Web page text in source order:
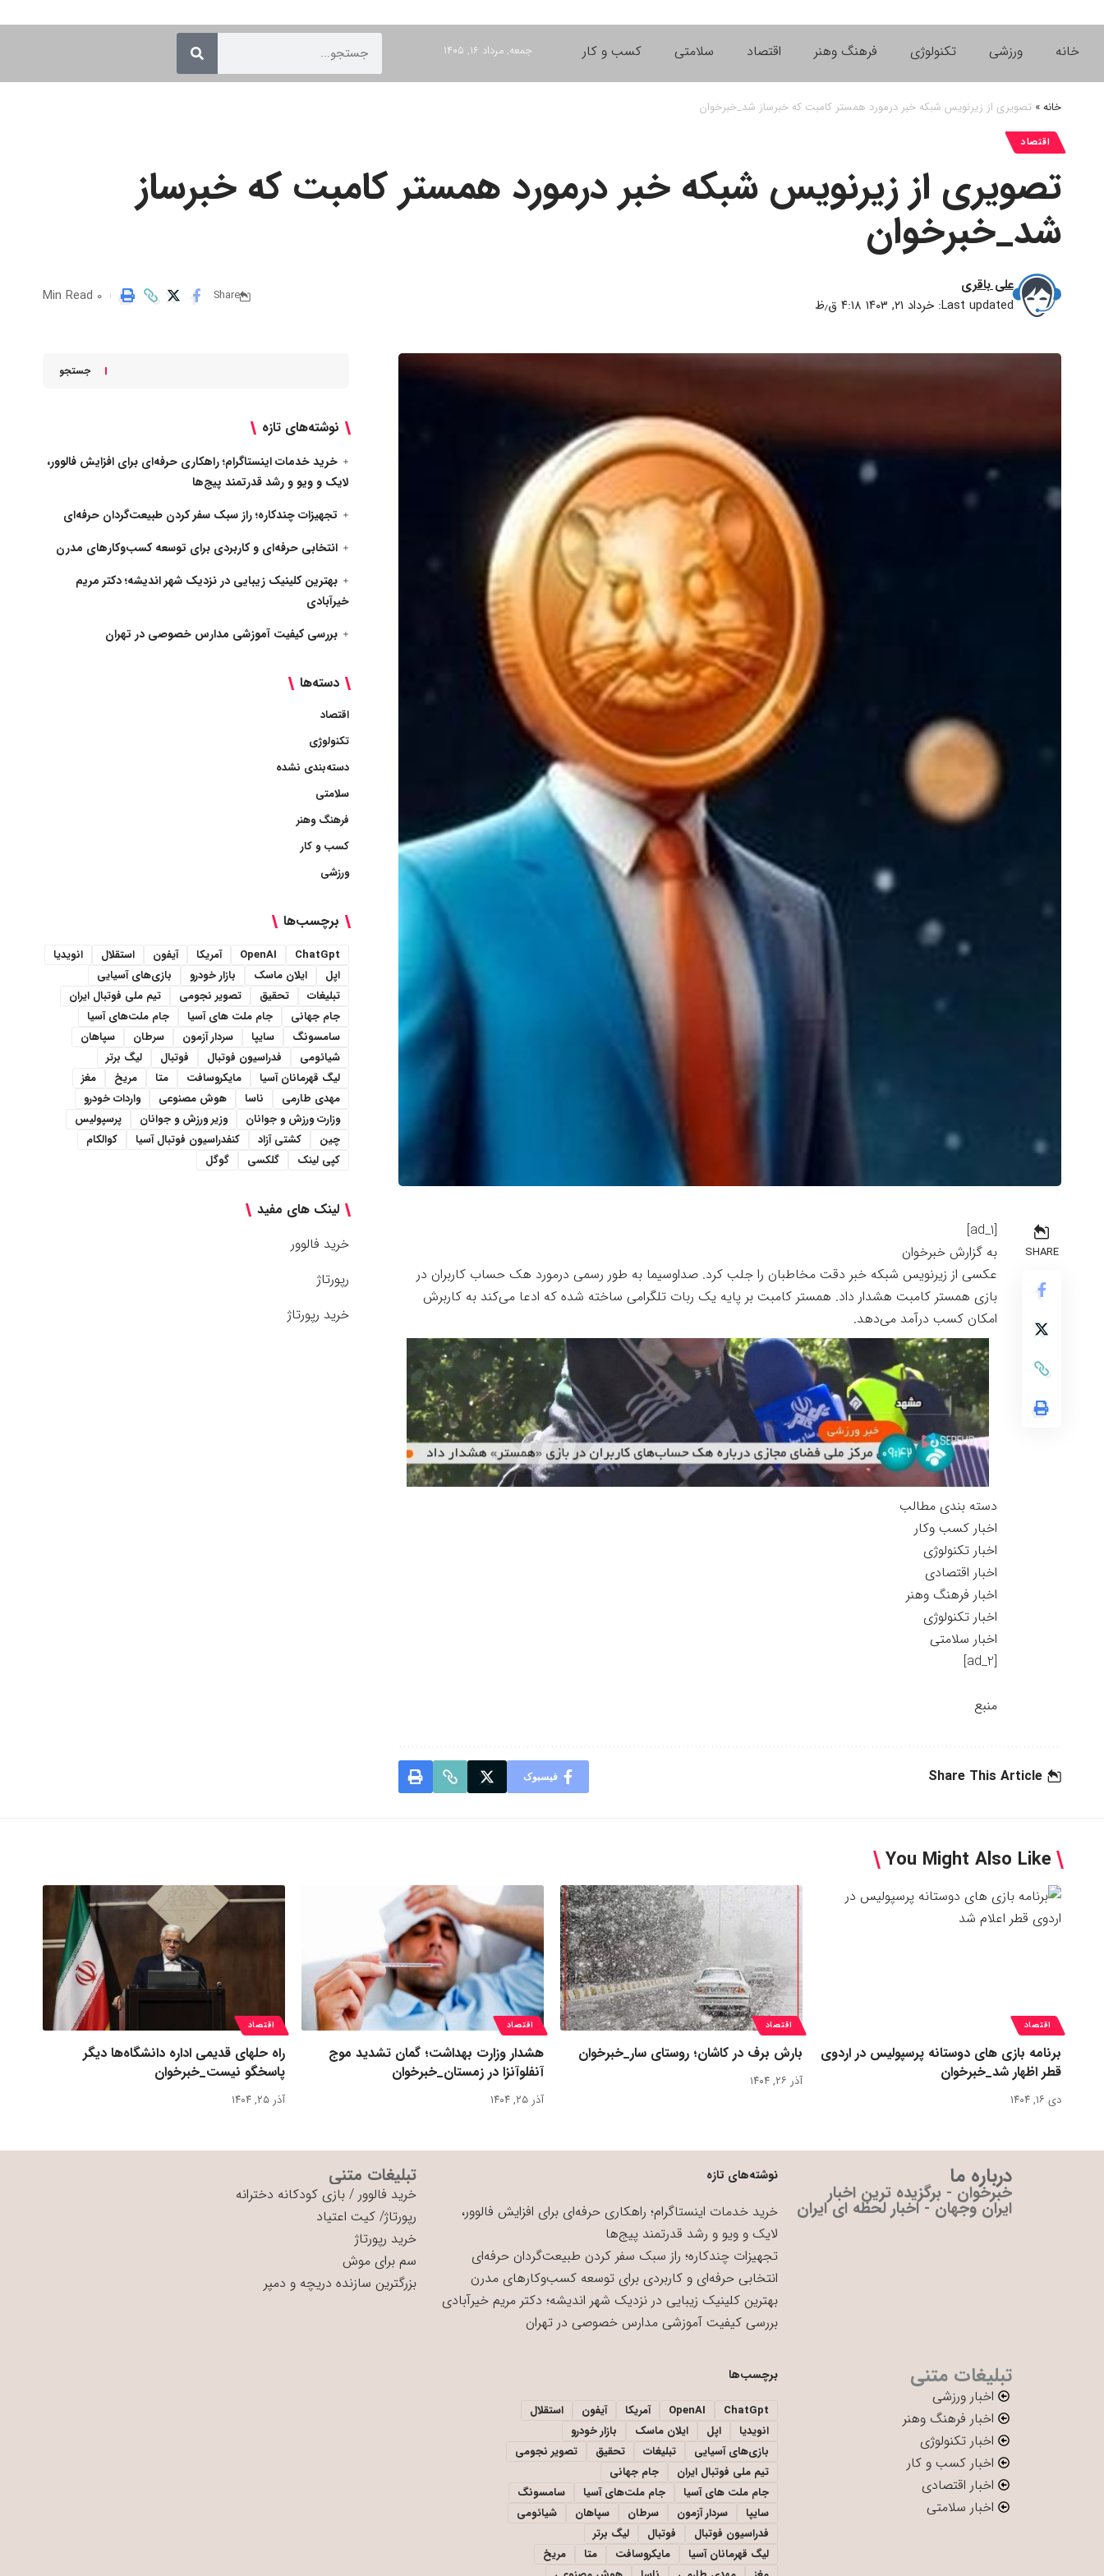
خانه ورزشی تکنولوژی فرهنگ وهنر اقتصاد سلامتی کسب و کار جمعه, مرداد ۱۶, ۱۴۰۵
خانه» تصویری از زیرنویس شبکه خبر درمورد همستر کامبت که خبرساز شد_خبرخوان
اقتصاد
تصویری از زیرنویس شبکه خبر درمورد همستر کامبت که خبرساز
شد_خبرخوان
Last updated: خرداد ۲۱, ۱۴۰۳ ۴:۱۸ ق٫ظ
علی باقری
Share
0 Min Read
SHARE
[ad_1]
به گزارش خبرخوان
عکسی از زیرنویس شبکه خبر دقت مخاطبان را جلب کرد. صداوسیما به طور رسمی درمورد هک حساب‌ کاربران در
بازی همستر کامبت هشدار داد. همستر کامبت بر پایه یک ربات تلگرامی ساخته شده که ادعا می‌کند به کاربرش
امکان کسب درآمد می‌دهد.
دسته بندی مطالب
اخبار کسب وکار
اخبار تکنولوژی
اخبار اقتصادی
اخبار فرهنگ وهنر
اخبار تکنولوژی
اخبار سلامتی
[ad_2]
منبع
Share This Article فیسبوک
جستجو
نوشته‌های تازه
خرید خدمات اینستاگرام؛ راهکاری حرفه‌ای برای افزایش فالوور،
لایک و ویو و رشد قدرتمند پیج‌ها
تجهیزات چندکاره؛ راز سبک سفر کردن طبیعت‌گردان حرفه‌ای
انتخابی حرفه‌ای و کاربردی برای توسعه کسب‌وکارهای مدرن
بهترین کلینیک زیبایی در نزدیک شهر اندیشه؛ دکتر مریم
خیرآبادی
بررسی کیفیت آموزشی مدارس خصوصی در تهران
دسته‌ها
اقتصاد
تکنولوژی
دسته‌بندی نشده
سلامتی
فرهنگ وهنر
کسب و کار
ورزشی
برچسب‌ها
ChatGpt
OpenAI آمریکا آیفون استقلال
انویدیا
اپل
ایلان ماسک بازار خودرو
بازی‌های آسیایی
تبلیغات
تحقیق تصویر نجومی
تیم ملی فوتبال ایران
جام جهانی
جام ملت های آسیا
جام ملت‌های آسیا
سامسونگ
سایپا سردار آزمون سرطان
سپاهان
شیائومی
فدراسیون فوتبال فوتبال
لیگ برتر
لیگ قهرمانان آسیا
مایکروسافت متا مریخ
مغز
مهدی طارمی
ناسا هوش مصنوعی
واردات خودرو
وزارت ورزش و جوانان
وزیر ورزش و جوانان
پرسپولیس
چین
کشتی آزاد کنفدراسیون فوتبال آسیا
کوالکام
کپی لینک
گلکسی گوگل
لینک های مفید
خرید فالوور
رپورتاژ
خرید رپورتاژ
You Might Also Like
اقتصاد
برنامه بازی های دوستانه پرسپولیس در اردوی
قطر اظهار شد_خبرخوان
دی ۱۶, ۱۴۰۴
اقتصاد
بارش برف در کاشان؛ روستای سار_خبرخوان
آذر ۲۶, ۱۴۰۴
اقتصاد
هشدار وزارت بهداشت؛ گمان تشدید موج
آنفلوآنزا در زمستان_خبرخوان
آذر ۲۵, ۱۴۰۴
اقتصاد
راه حلهای قدیمی اداره دانشگاه‌ها دیگر
پاسخگو نیست_خبرخوان
آذر ۲۵, ۱۴۰۴
درباره ما
خبرخوان - برگزیده ترین اخبار
ایران وجهان - اخبار لحظه ای ایران
نوشته‌های تازه
خرید خدمات اینستاگرام؛ راهکاری حرفه‌ای برای افزایش فالوور،
لایک و ویو و رشد قدرتمند پیج‌ها
تجهیزات چندکاره؛ راز سبک سفر کردن طبیعت‌گردان حرفه‌ای
انتخابی حرفه‌ای و کاربردی برای توسعه کسب‌وکارهای مدرن
بهترین کلینیک زیبایی در نزدیک شهر اندیشه؛ دکتر مریم خیرآبادی
بررسی کیفیت آموزشی مدارس خصوصی در تهران
تبلیغات متنی
خرید فالوور /بازی کودکانه دخترانه
رپورتاژ/کیت اعتیاد
خرید رپورتاژ
سم برای موش
بزرگترین سازنده دریچه و دمپر
تبلیغات متنی
اخبار ورزشی
اخبار فرهنگ وهنر
اخبار تکنولوژی
اخبار کسب و کار
اخبار اقتصادی
اخبار سلامتی
برچسب‌ها
ChatGpt
OpenAI آمریکا آیفون
استقلال
انویدیا
اپل ایلان ماسک
بازار خودرو
بازی‌های آسیایی
تبلیغات تحقیق
تصویر نجومی
تیم ملی فوتبال ایران
جام جهانی
جام ملت های آسیا
جام ملت‌های آسیا
سامسونگ
سایپا
سردار آزمون سرطان سپاهان
شیائومی
فدراسیون فوتبال
فوتبال
لیگ برتر
لیگ قهرمانان آسیا
مایکروسافت متا
مریخ